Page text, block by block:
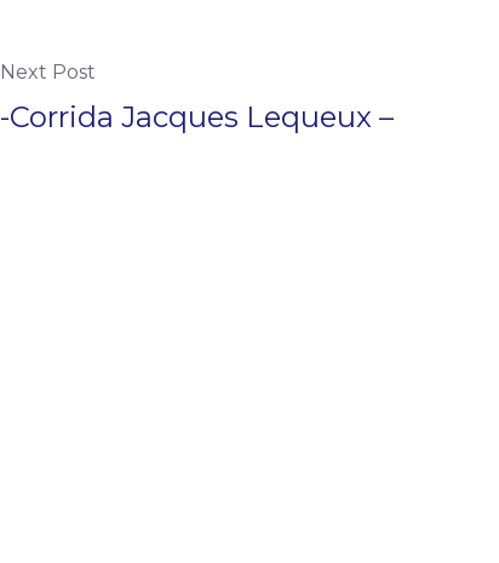
Next Post
-Corrida Jacques Lequeux –